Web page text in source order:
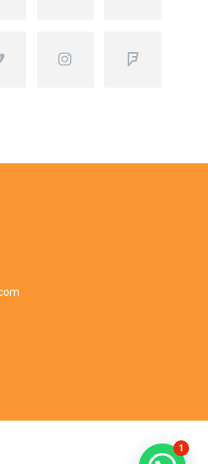
Somos una marca registrada. 2016- 1